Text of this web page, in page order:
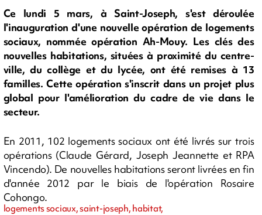
Ce lundi 5 mars, à Saint-Joseph, s'est déroulée
l'inauguration d'une nouvelle opération de logements
sociaux, nommée opération Ah-Mouy. Les clés des
nouvelles habitations, situées à proximité du centre-
ville, du collège et du lycée, ont été remises à 13
familles. Cette opération s'inscrit dans un projet plus
global pour l'amélioration du cadre de vie dans le
secteur.
En 2011, 102 logements sociaux ont été livrés sur trois
opérations (Claude Gérard, Joseph Jeannette et RPA
Vincendo). De nouvelles habitations seront livrées en fin
d'année 2012 par le biais de l'opération Rosaire
Cohongo.
logements sociaux, saint-joseph, habitat,